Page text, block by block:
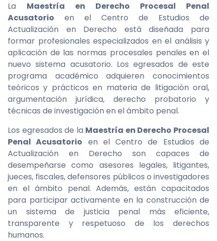
La Maestría en Derecho Procesal Penal
Acusatorio en el Centro de Estudios de
Actualización en Derecho está diseñada para
formar profesionales especializados en el análisis y
aplicación de las normas procesales penales en el
nuevo sistema acusatorio. Los egresados de este
programa académico adquieren conocimientos
teóricos y prácticos en materia de litigación oral,
argumentación jurídica, derecho probatorio y
técnicas de investigación en el ámbito penal.
Los egresados de la Maestría en Derecho Procesal
Penal Acusatorio en el Centro de Estudios de
Actualización en Derecho son capaces de
desempeñarse como asesores legales, litigantes,
jueces, fiscales, defensores públicos o investigadores
en el ámbito penal. Además, están capacitados
para participar activamente en la construcción de
un sistema de justicia penal más eficiente,
transparente y respetuoso de los derechos
humanos.